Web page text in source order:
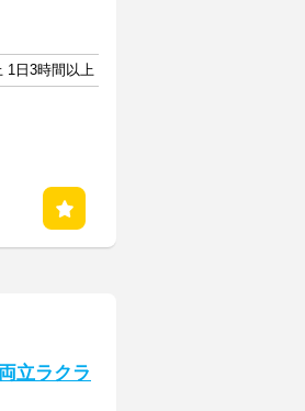
1日3時間以上
立ラクラ